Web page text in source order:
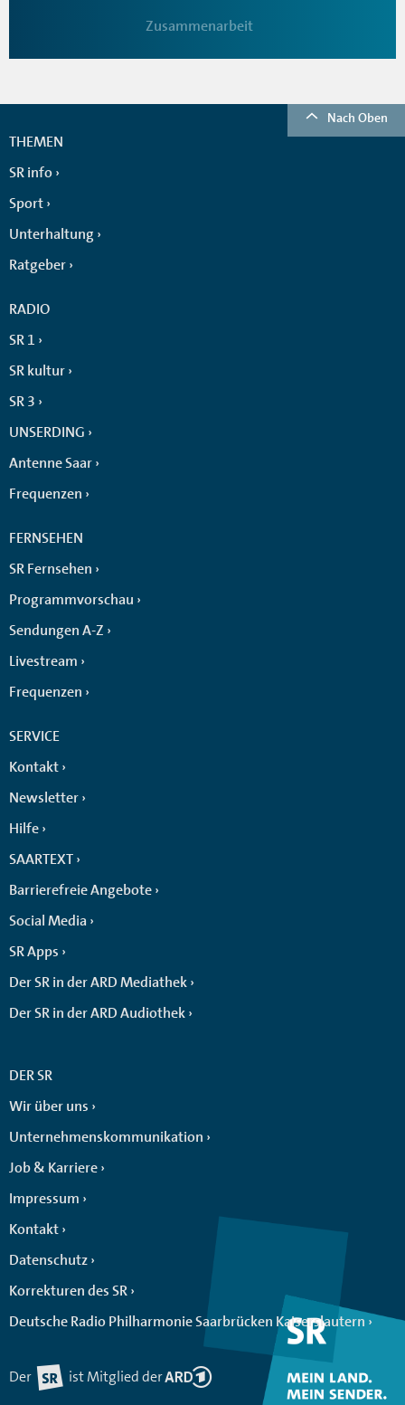
Zusammenarbeit
Nach Oben
THEMEN
SR info
Sport
Unterhaltung
Ratgeber
RADIO
SR 1
SR kultur
SR 3
UNSERDING
Antenne Saar
Frequenzen
FERNSEHEN
SR Fernsehen
Programmvorschau
Sendungen A-Z
Livestream
Frequenzen
SERVICE
Kontakt
Newsletter
Hilfe
SAARTEXT
Barrierefreie Angebote
Social Media
SR Apps
Der SR in der ARD Mediathek
Der SR in der ARD Audiothek
DER SR
Wir über uns
Unternehmenskommunikation
Job & Karriere
Impressum
Kontakt
Datenschutz
Korrekturen des SR
Deutsche Radio Philharmonie Saarbrücken Kaiserslautern
Der ist Mitglied der